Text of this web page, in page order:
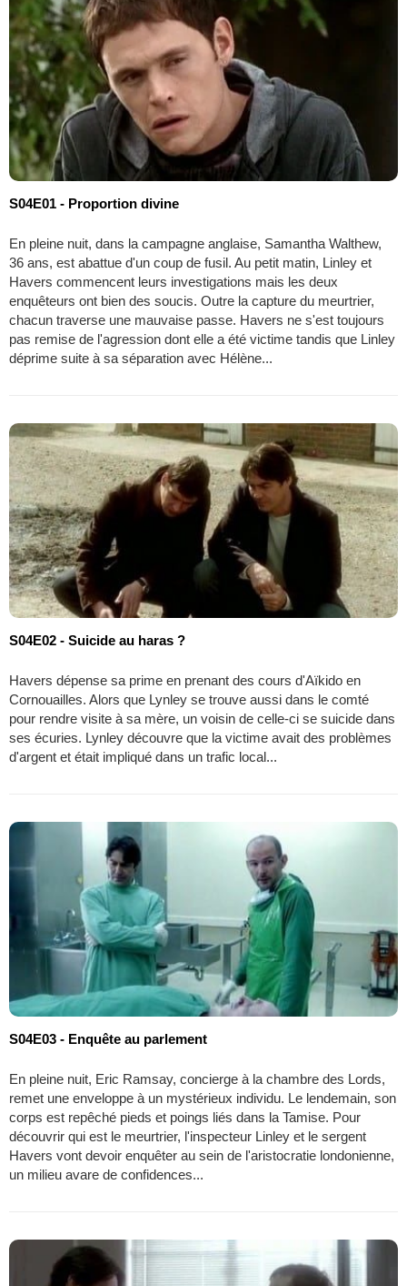
S04E01 - Proportion divine
En pleine nuit, dans la campagne anglaise, Samantha Walthew,
36 ans, est abattue d'un coup de fusil. Au petit matin, Linley et
Havers commencent leurs investigations mais les deux
enquêteurs ont bien des soucis. Outre la capture du meurtrier,
chacun traverse une mauvaise passe. Havers ne s'est toujours
pas remise de l'agression dont elle a été victime tandis que Linley
déprime suite à sa séparation avec Hélène...
S04E02 - Suicide au haras ?
Havers dépense sa prime en prenant des cours d'Aïkido en
Cornouailles. Alors que Lynley se trouve aussi dans le comté
pour rendre visite à sa mère, un voisin de celle-ci se suicide dans
ses écuries. Lynley découvre que la victime avait des problèmes
d'argent et était impliqué dans un trafic local...
S04E03 - Enquête au parlement
En pleine nuit, Eric Ramsay, concierge à la chambre des Lords,
remet une enveloppe à un mystérieux individu. Le lendemain, son
corps est repêché pieds et poings liés dans la Tamise. Pour
découvrir qui est le meurtrier, l'inspecteur Linley et le sergent
Havers vont devoir enquêter au sein de l'aristocratie londonienne,
un milieu avare de confidences...